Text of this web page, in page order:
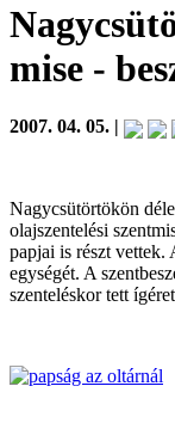
mise -
2007. 04. 05. |
Nagycsütörtökön
olajszentelési
papjai is részt vettek.
egységét. A
szenteléskor tett